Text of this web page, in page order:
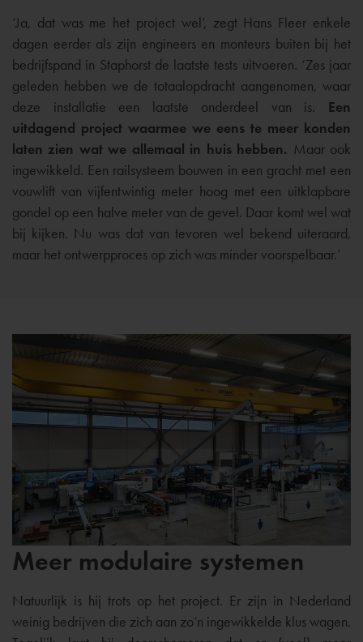
‘Ja, dat was me het project wel’, zegt Hans Fleer enkele
dagen eerder als zijn engineers en monteurs buiten bij het
bedrijfspand in Staphorst de laatste tests uitvoeren. ‘Zes jaar
geleden hebben we de totaalopdracht aangenomen, waar
deze installatie een laatste onderdeel van is. Een
uitdagend project waarmee we eens te meer konden
laten zien wat we allemaal in huis hebben. Maar ook
ingewikkeld. Een railsysteem bouwen in een gracht met een
vouwlift van vijfentwintig meter hoog met een uitklapbare
gondel op een halve meter van de gevel. Daar komt wel wat
bij kijken. Nu was dat van tevoren wel bekend uiteraard,
maar het ontwerpproces op zich was minder voorspelbaar.’
Meer modulaire systemen
Natuurlijk is hij trots op het project. Er zijn in Nederland
weinig bedrijven die zich aan zo’n ingewikkelde klus wagen.